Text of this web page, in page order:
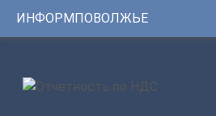
ИНФОРМПОВОЛЖЬЕ
Услуги
ИНФОРМПОВОЛЖЬЕ